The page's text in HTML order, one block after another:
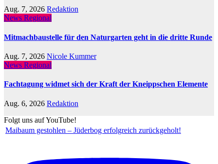
Aug. 7, 2026 Redaktion
News Regional
Mitmachbaustelle für den Naturgarten geht in die dritte Runde
Aug. 7, 2026 Nicole Kummer
News Regional
Fachtagung widmet sich der Kraft der Kneippschen Elemente
Aug. 6, 2026 Redaktion
Folgt uns auf YouTube!
Maibaum gestohlen – Jüderbog erfolgreich zurückgeholt!